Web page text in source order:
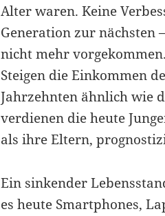
Alter waren. Keine
Generation zur nächsten
nicht mehr
Steigen die Einkommen
Jahrzehnten ähnlich wie
verdienen die heute
als ihre Eltern,
Ein sinkender
es heute Smartphones,